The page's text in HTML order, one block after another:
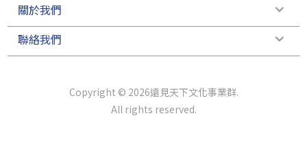
關於我們
聯絡我們
Copyright © 2026遠見天下文化事業群.
All rights reserved.